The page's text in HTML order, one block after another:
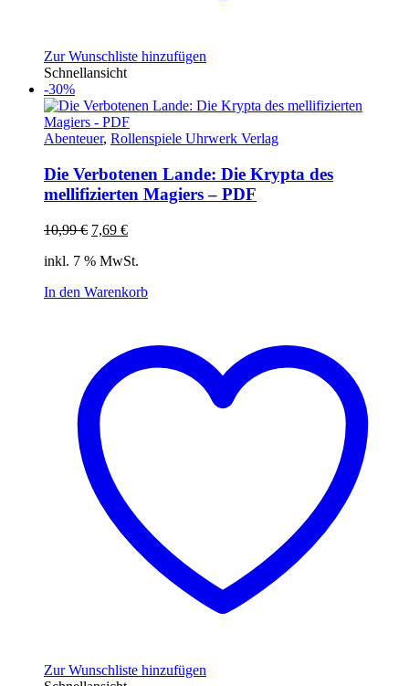
Zur Wunschliste hinzufügen
Schnellansicht
-30%
Abenteuer, Rollenspiele Uhrwerk Verlag
Die Verbotenen Lande: Die Krypta des
mellifizierten Magiers – PDF
10,99€ Ursprünglicher
war:
7,69 €Aktueller
ist:
inkl. 7 % MwSt.
In den Warenkorb
Zur Wunschliste hinzufügen